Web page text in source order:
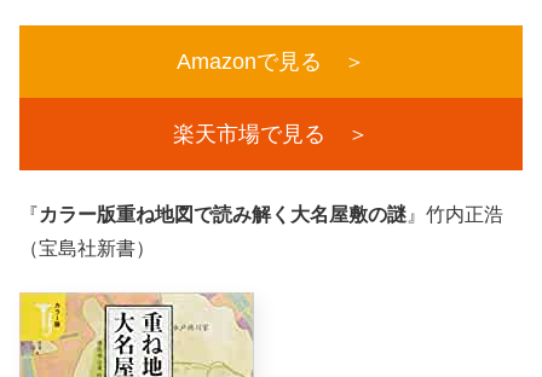
Amazonで見る ＞
楽天市場で見る ＞
『カラー版重ね地図で読み解く大名屋敷の謎 』竹内正浩
（宝島社新書）